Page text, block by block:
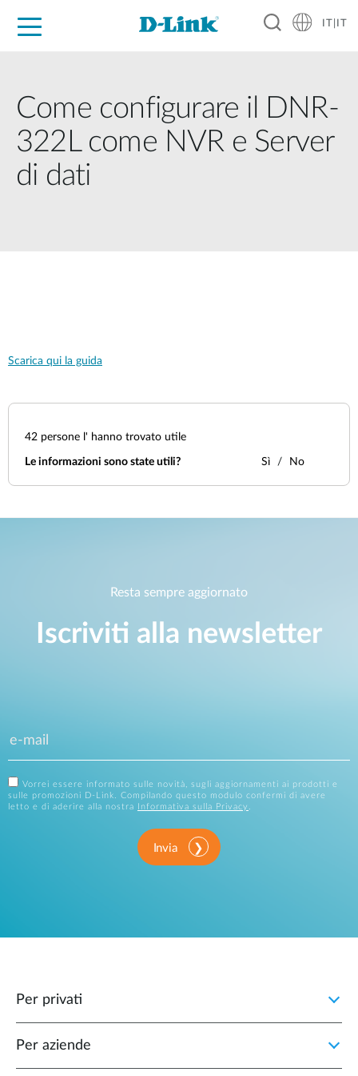
IT|IT
Come configurare il DNR-
322L come NVR e Server
di dati
Scarica qui la guida
42 persone l' hanno trovato utile
Le informazioni sono state utili? Sì No
Resta sempre aggiornato
Iscriviti alla newsletter
Vorrei essere informato sulle novità, sugli aggiornamenti ai prodotti e
sulle promozioni D-Link. Compilando questo modulo confermi di avere
letto e di aderire alla nostra
Informativa sulla Privacy .
Invia
Per privati
Per aziende